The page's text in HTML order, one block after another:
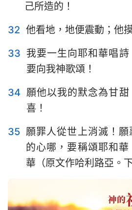
己所造的！
32 他看地，地便震動；他
33 我要一生向耶和華唱詩
要向我神歌頌！
34 願他以我的默念為甘
喜！
35 願罪人從世上消滅！
的心哪，要稱頌耶和
華（原文作哈利路亞。